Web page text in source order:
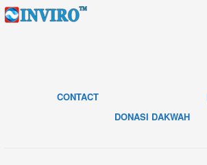
CONTACT
DONASI DAKWAH